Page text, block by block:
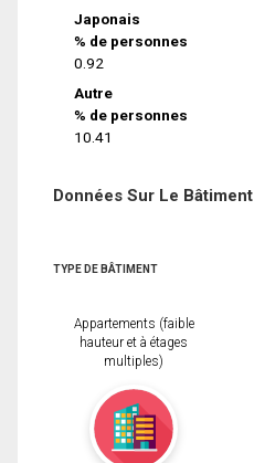
Japonais
% de personnes
0.92
Autre
% de personnes
10.41
Données Sur Le Bâtiment
TYPE DE BÂTIMENT
Appartements (faible
hauteur et à étages
multiples)